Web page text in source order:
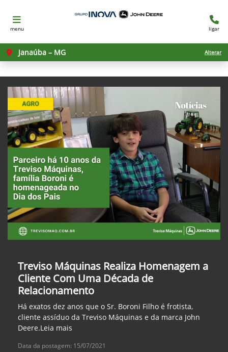
menu ligar
Janaúba – MG Alterar
Treviso Máquinas Realiza Homenagem a
Cliente Com Uma Década de
Relacionamento
Há exatos dez anos que o Sr. Boroni Filho é frotista,
cliente assíduo da Treviso Máquinas e da marca John
Deere.Leia mais
Data da postagem: 15/07/2021